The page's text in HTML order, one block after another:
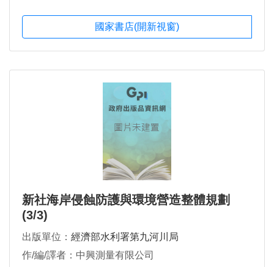
國家書店(開新視窗)
新社海岸侵蝕防護與環境營造整體規劃
(3/3)
出版單位： 經濟部水利署第九河川局
作/編/譯者：中興測量有限公司